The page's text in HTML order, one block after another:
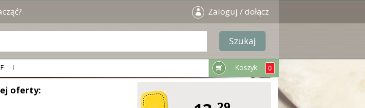
Zaloguj / dołącz
F I Koszyk: 0
oferty: